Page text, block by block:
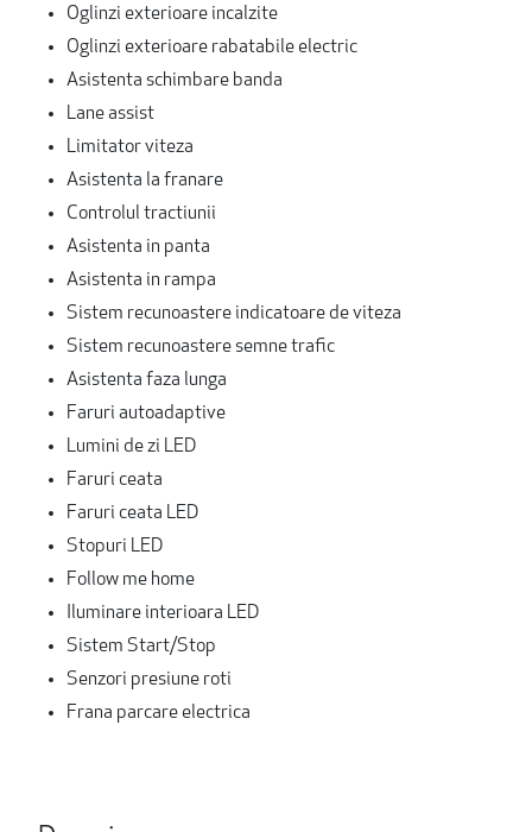
Oglinzi exterioare incalzite
Oglinzi exterioare rabatabile electric
Asistenta schimbare banda
Lane assist
Limitator viteza
Asistenta la franare
Controlul tractiunii
Asistenta in panta
Asistenta in rampa
Sistem recunoastere indicatoare de viteza
Sistem recunoastere semne trafic
Asistenta faza lunga
Faruri autoadaptive
Lumini de zi LED
Faruri ceata
Faruri ceata LED
Stopuri LED
Follow me home
Iluminare interioara LED
Sistem Start/Stop
Senzori presiune roti
Frana parcare electrica